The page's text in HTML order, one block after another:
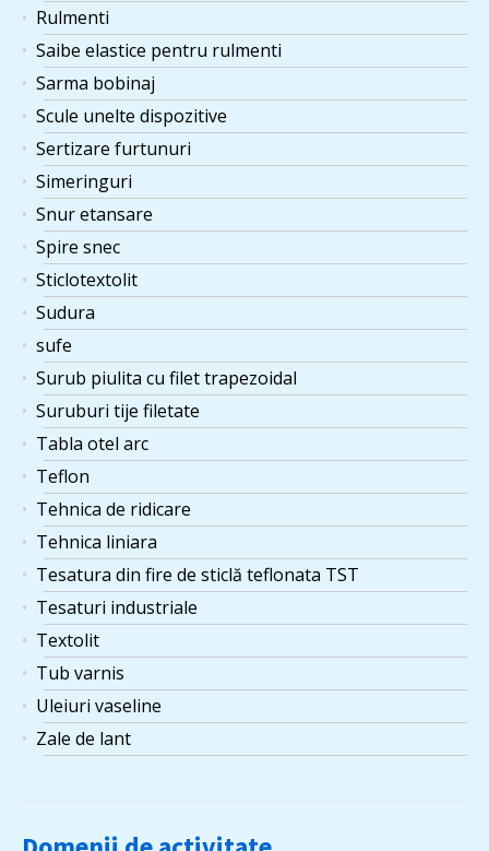
Rulmenti
Saibe elastice pentru rulmenti
Sarma bobinaj
Scule unelte dispozitive
Sertizare furtunuri
Simeringuri
Snur etansare
Spire snec
Sticlotextolit
Sudura
sufe
Surub piulita cu filet trapezoidal
Suruburi tije filetate
Tabla otel arc
Teflon
Tehnica de ridicare
Tehnica liniara
Tesatura din fire de sticlă teflonata TST
Tesaturi industriale
Textolit
Tub varnis
Uleiuri vaseline
Zale de lant